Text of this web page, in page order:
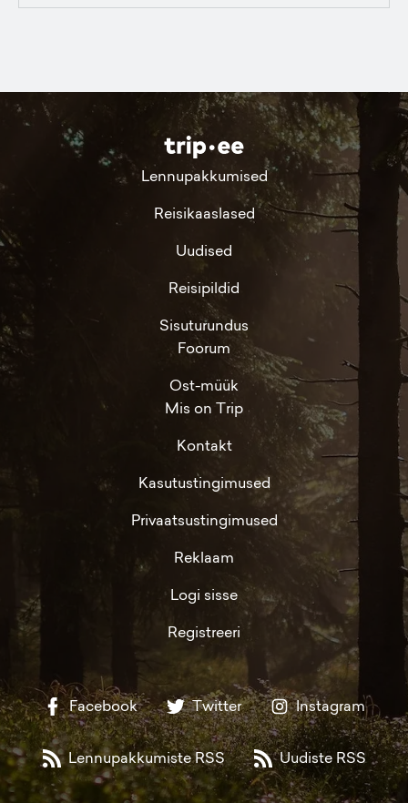
Lennupakkumised
Reisikaaslased
Uudised
Reisipildid
Sisuturundus
Foorum
Ost-müük
Mis on Trip
Kontakt
Kasutustingimused
Privaatsustingimused
Reklaam
Logi sisse
Registreeri
Facebook Twitter Instagram
Lennupakkumiste RSS Uudiste RSS